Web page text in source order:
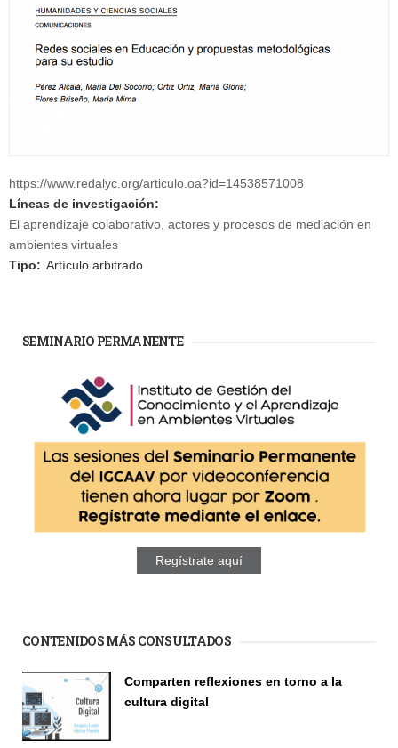
https://www.redalyc.org/articulo.oa?id=14538571008
Líneas de investigación:
El aprendizaje colaborativo, actores y procesos de mediación en
ambientes virtuales
Tipo: Artículo arbitrado
SEMINARIO PERMANENTE
Regístrate aquí
CONTENIDOS MÁS CONSULTADOS
Comparten reflexiones en torno a la
cultura digital